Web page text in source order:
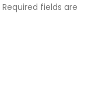
Required fields are